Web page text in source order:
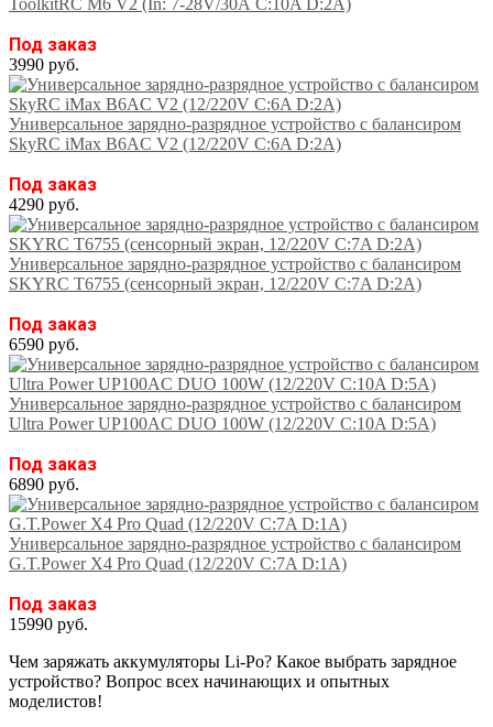
Под заказ
3990 руб.
Универсальное зарядно-разрядное устройство с балансиром
SkyRC iMax B6AC V2 (12/220V C:6A D:2A)
Под заказ
4290 руб.
Универсальное зарядно-разрядное устройство с балансиром
SKYRC T6755 (сенсорный экран, 12/220V C:7A D:2A)
Под заказ
6590 руб.
Универсальное зарядно-разрядное устройство с балансиром
Ultra Power UP100AC DUO 100W (12/220V C:10A D:5A)
Под заказ
6890 руб.
Универсальное зарядно-разрядное устройство с балансиром
G.T.Power X4 Pro Quad (12/220V C:7A D:1A)
Под заказ
15990 руб.
Чем заряжать аккумуляторы Li-Po? Какое выбрать зарядное
устройство? Вопрос всех начинающих и опытных
моделистов!